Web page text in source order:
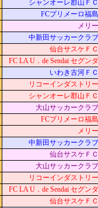
シャンオーレ郡山ＦＣ
FCプリメーロ福島
メリー
中新田サッカークラブ
仙台サスケＦＣ
FC LA U．de Sendai セグンダ
いわき古河ＦＣ
リコーインダストリー
シャンオーレ郡山ＦＣ
大山サッカークラブ
FCプリメーロ福島
メリー
中新田サッカークラブ
仙台サスケＦＣ
大山サッカークラブ
リコーインダストリー
FC LA U．de Sendai セグンダ
仙台サスケＦＣ